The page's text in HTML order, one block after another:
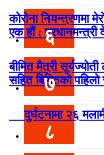
कोरोना नियन्त्रणमा
एक हौं : प्रधानमन्त्री
६
बीमित मैत्री
सहित बिमितको पहिलो
७
दुर्घटनामा २६
८